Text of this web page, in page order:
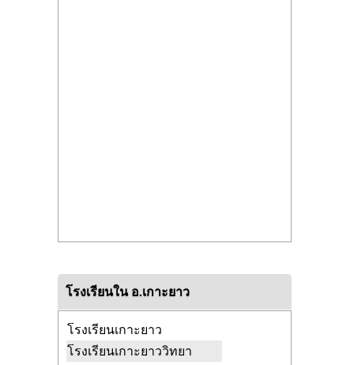
โรงเรียนใน อ.เกาะยาว
โรงเรียนเกาะยาว
โรงเรียนเกาะยาววิทยา